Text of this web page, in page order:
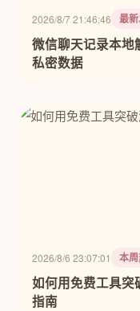
2026/8/7 21:46:46 最
微信聊天记录本地
私密数据
2026/8/6 23:07:01 本
如何用免费工具突
指南